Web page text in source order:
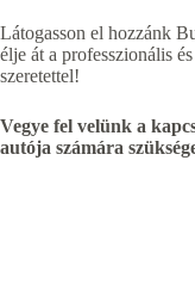
Látogasson el hozzánk
élje át a professzionális
szeretettel!
Vegye fel velünk a
autója számára